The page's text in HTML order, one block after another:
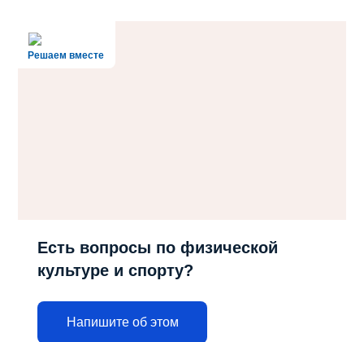
Решаем вместе
Есть вопросы по физической
культуре и спорту?
Напишите об этом